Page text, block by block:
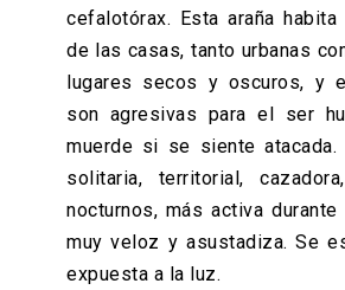
cefalotórax. Esta araña
de las casas, tanto urbanas
lugares secos y oscuros, y
son agresivas para el ser
muerde si se siente atacada.
solitaria, territorial,
nocturnos, más activa
muy veloz y asustadiza. Se
expuesta a la luz.